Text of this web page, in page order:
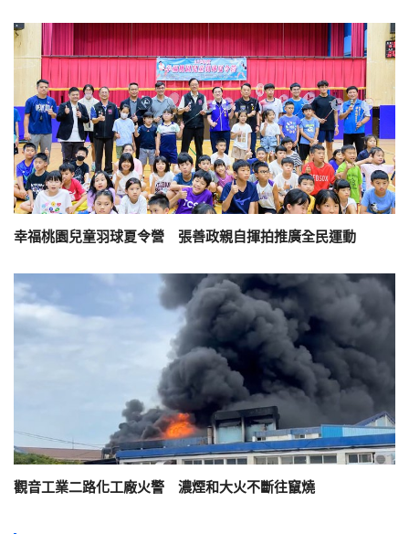
幸福桃園兒童羽球夏令營 張善政親自揮拍推廣全民運動
觀音工業二路化工廠火警 濃煙和大火不斷往竄燒